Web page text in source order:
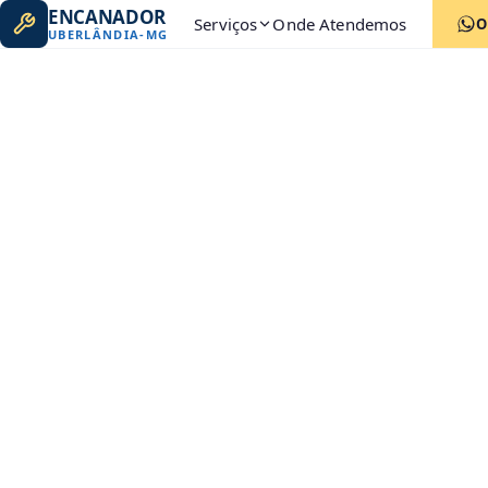
ENCANADOR
UBERLÂNDIA- MG Serviços Onde Atendemos